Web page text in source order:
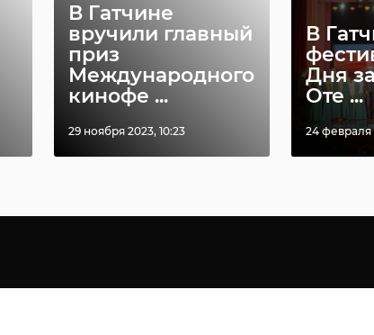
В Гатчине
вручили главный
приз
Международного
кинофе ...
29 ноября 2023, 10:23
В
Дня
Оте ...
24 февраля